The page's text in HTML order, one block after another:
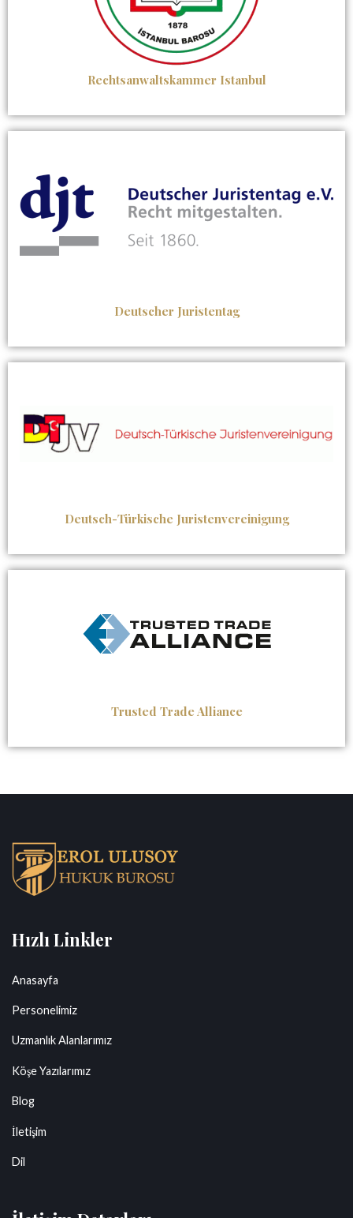
Rechtsanwaltskammer Istanbul
Deutscher Juristentag​
Deutsch-Türkische Juristenvereinigung
Trusted Trade Alliance
Hızlı Linkler
Anasayfa
Personelimiz
Uzmanlık Alanlarımız
Köşe Yazılarımız
Blog
İletişim
Dil